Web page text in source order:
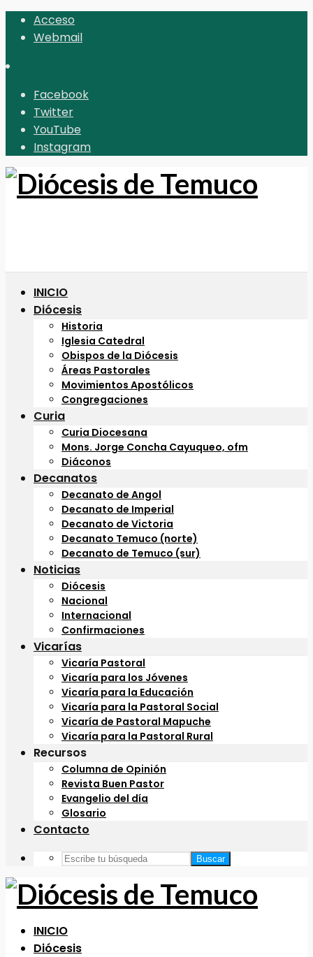
Acceso
Webmail
Facebook
Twitter
YouTube
Instagram
INICIO
Diócesis
Historia
Iglesia Catedral
Obispos de la Diócesis
Áreas Pastorales
Movimientos Apostólicos
Congregaciones
Curia
Curia Diocesana
Mons. Jorge Concha Cayuqueo, ofm
Diáconos
Decanatos
Decanato de Angol
Decanato de Imperial
Decanato de Victoria
Decanato Temuco (norte)
Decanato de Temuco (sur)
Noticias
Diócesis
Nacional
Internacional
Confirmaciones
Vicarías
Vicaría Pastoral
Vicaría para los Jóvenes
Vicaría para la Educación
Vicaría para la Pastoral Social
Vicaría de Pastoral Mapuche
Vicaría para la Pastoral Rural
Recursos
Columna de Opinión
Revista Buen Pastor
Evangelio del día
Glosario
Contacto
Buscar
INICIO
Diócesis